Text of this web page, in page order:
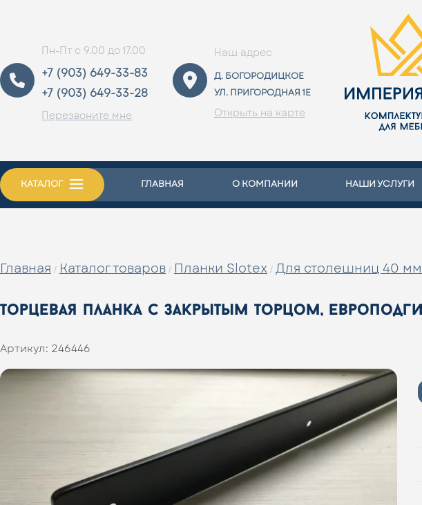
Пн-Пт с 9.00 до 17.00
+7 (903) 649-33-83
+7 (903) 649-33-28
Перезвоните мне
Наш адрес
Д. БОГОРОДИЦКОЕ
УЛ. ПРИГОРОДНАЯ 1Е
Открыть на карте
КАТАЛОГ ГЛАВНАЯ О КОМПАНИИ НАШИ УСЛУГИ
Главная / Каталог товаров / Планки Slotex / Для столешниц 40 мм
торцевая планка с закрытым торцом,
Артикул: 246446